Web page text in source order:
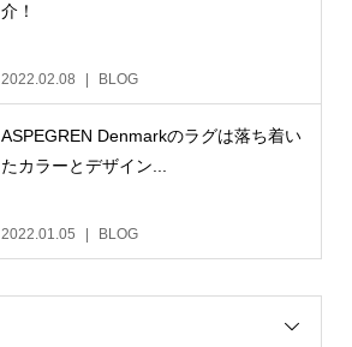
介！
2022.02.08 BLOG
ASPEGREN Denmarkのラグは落ち着い
たカラーとデザイン...
2022.01.05 BLOG